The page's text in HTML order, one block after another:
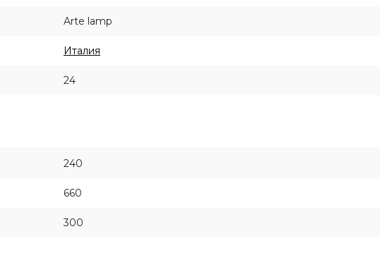
Arte lamp
Италия
24
240
660
300